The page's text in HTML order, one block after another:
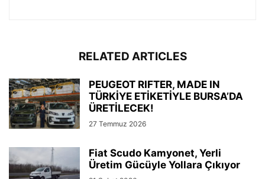
RELATED ARTICLES
PEUGEOT RIFTER, MADE IN
TÜRKİYE ETİKETİYLE BURSA’DA
ÜRETİLECEK!
27 Temmuz 2026
Fiat Scudo Kamyonet, Yerli
Üretim Gücüyle Yollara Çıkıyor